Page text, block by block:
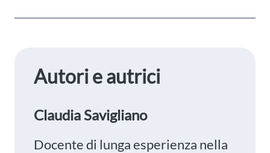
Autori e autrici
Claudia Savigliano
Docente di lunga esperienza nella